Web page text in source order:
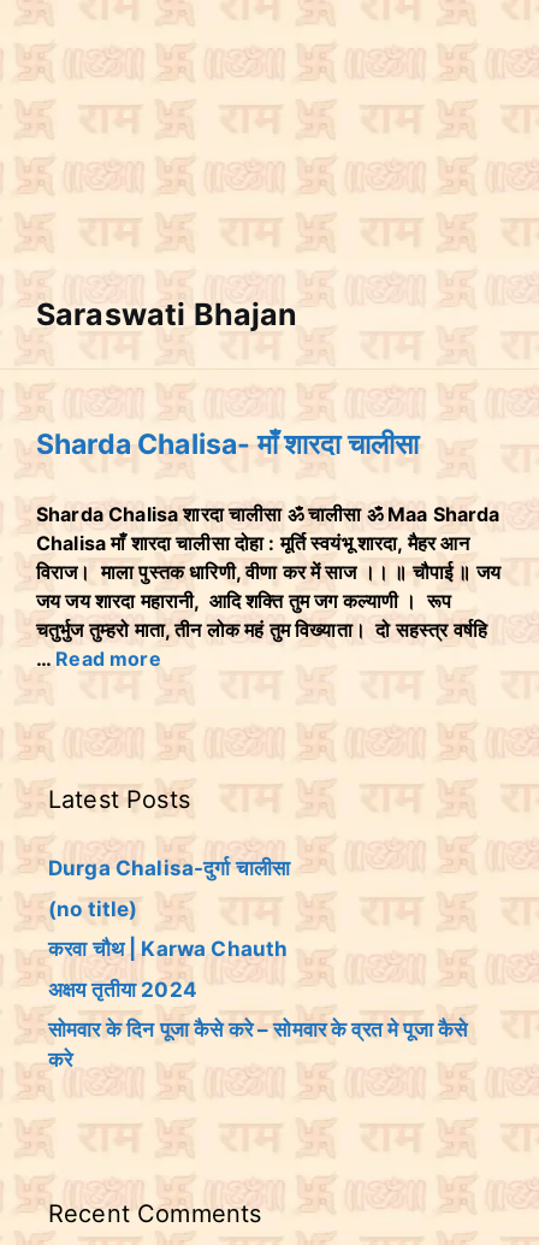
Saraswati Bhajan
Sharda Chalisa- माँ शारदा चालीसा
Sharda Chalisa शारदा चालीसा ॐ चालीसा ॐ Maa Sharda
Chalisa माँ शारदा चालीसा दोहा : मूर्ति स्वयंभू शारदा, मैहर आन
विराज। माला पुस्तक धारिणी, वीणा कर में साज ।। ॥ चौपाई ॥ जय
जय जय शारदा महारानी, आदि शक्ति तुम जग कल्याणी । रूप
चतुर्भुज तुम्हरो माता, तीन लोक महं तुम विख्याता। दो सहस्त्र वर्षहि
… Read more
Latest Posts
Durga Chalisa-दुर्गा चालीसा
(no title)
करवा चौथ | Karwa Chauth
अक्षय तृतीया 2024
सोमवार के दिन पूजा कैसे करे – सोमवार के व्रत मे पूजा कैसे
करे
Recent Comments